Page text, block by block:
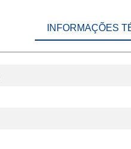
INFORMAÇÕES